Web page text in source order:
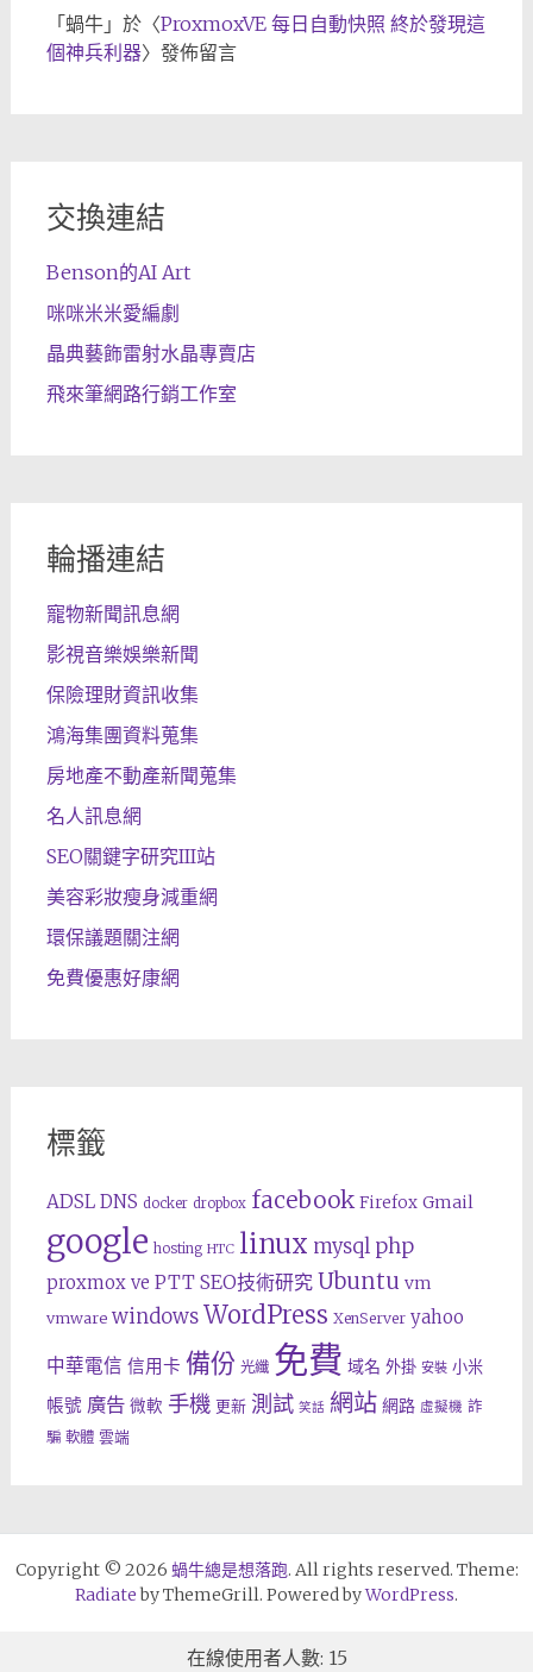
「蝸牛」於〈ProxmoxVE 每日自動快照 終於發現這
個神兵利器〉發佈留言
交換連結
Benson的AI Art
咪咪米米愛編劇
晶典藝飾雷射水晶專賣店
飛來筆網路行銷工作室
輪播連結
寵物新聞訊息網
影視音樂娛樂新聞
保險理財資訊收集
鴻海集團資料蒐集
房地產不動產新聞蒐集
名人訊息網
SEO關鍵字研究III站
美容彩妝瘦身減重網
環保議題關注網
免費優惠好康網
標籤
ADSL DNS docker dropbox facebook Firefox Gmail
google hosting HTC linux mysql php
proxmox ve PTT SEO技術研究 Ubuntu vm
vmware windows WordPress XenServer yahoo
中華電信 信用卡 備份 光纖 免費 域名 外掛 安裝 小米
帳號 廣告 微軟 手機 更新 測試 笑話 網站 網路 虛擬機 詐
騙 軟體 雲端
Copyright © 2026 蝸牛總是想落跑. All rights reserved. Theme:
Radiateby ThemeGrill. Powered byWordPress.
在線使用者人數: 15